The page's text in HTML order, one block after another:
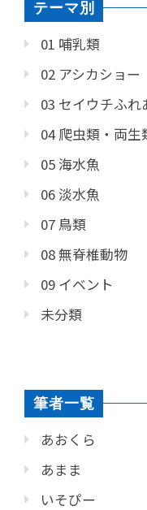
テーマ別
01 哺乳類
02 アシカショー
03 セイウチふれ
04 爬虫類・両生
05 海水魚
06 淡水魚
07 鳥類
08 無脊椎動物
09 イベント
未分類
筆者一覧
あおくら
あまま
いそぴー